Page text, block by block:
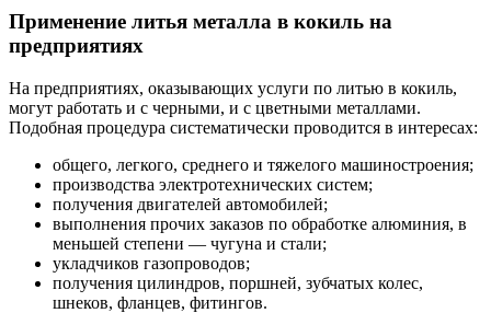
Применение литья металла в кокиль на
предприятиях
На предприятиях, оказывающих услуги по литью в кокиль,
могут работать и с черными, и с цветными металлами.
Подобная процедура систематически проводится в интересах:
общего, легкого, среднего и тяжелого машиностроения;
производства электротехнических систем;
получения двигателей автомобилей;
выполнения прочих заказов по обработке алюминия, в
меньшей степени — чугуна и стали;
укладчиков газопроводов;
получения цилиндров, поршней, зубчатых колес,
шнеков, фланцев, фитингов.